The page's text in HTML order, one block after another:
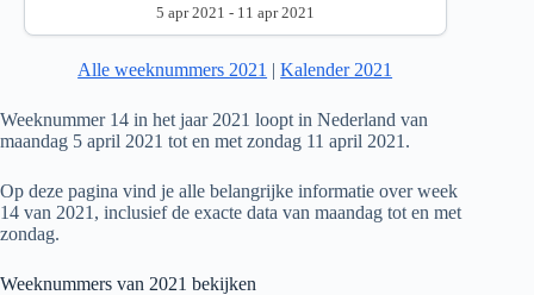
5 apr 2021 - 11 apr 2021
Alle weeknummers 2021 |Kalender 2021
Weeknummer 14 in het jaar 2021 loopt in Nederland van
maandag 5 april 2021 tot en met zondag 11 april 2021.
Op deze pagina vind je alle belangrijke informatie over week
14 van 2021, inclusief de exacte data van maandag tot en met
zondag.
Weeknummers van 2021 bekijken